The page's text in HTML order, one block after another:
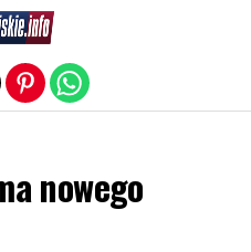
nowego
version